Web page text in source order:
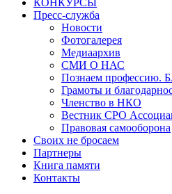
КОНКУРСЫ
Пресс-служба
Новости
Фотогалерея
Медиаархив
СМИ О НАС
Познаем профессию.
Грамоты и
Членство в НКО
Вестник СРО
Правовая самооборона
Своих не бросаем
Партнеры
Книга памяти
Контакты